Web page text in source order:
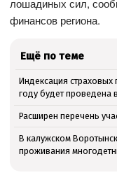
лошадиных сил,
финансов региона.
Ещё по теме
Индексация
году будет проведена
Расширен перечень
В калужском
проживания